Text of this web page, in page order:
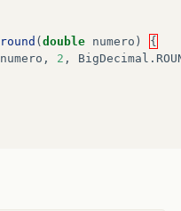
round ( double numero )
{
numero , 2 , BigDecimal .